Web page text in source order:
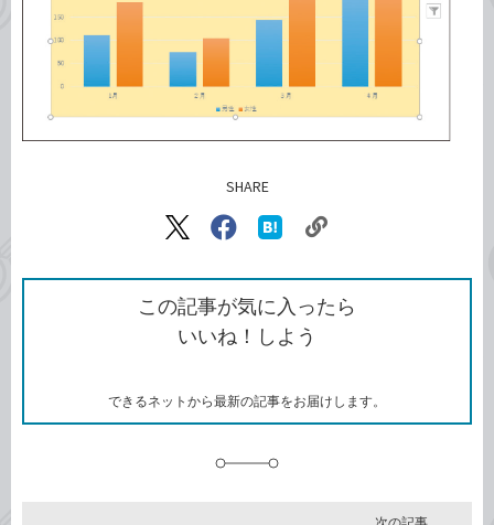
SHARE
X（旧
で
シ
ェ
ア
Facebook
シ
ェ
ア
な
ブ
ッ
ク
ク
ク
を
コ
この記事が気に入ったら
いいね！しよう
できるネットから最新の記事をお届けします。